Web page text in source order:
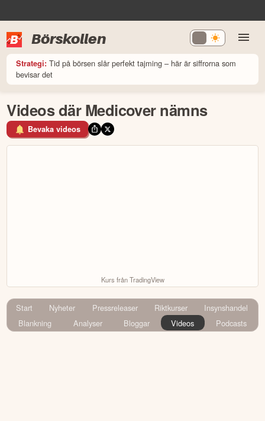
Börskollen
Strategi: Tid på börsen slår perfekt tajming – här är siffrorna som
bevisar det
Videos där Medicover nämns
Bevaka videos
Kurs från TradingView
Start Nyheter Pressreleaser Riktkurser
Insynshandel
Blankning
Analyser Bloggar Videos Podcasts